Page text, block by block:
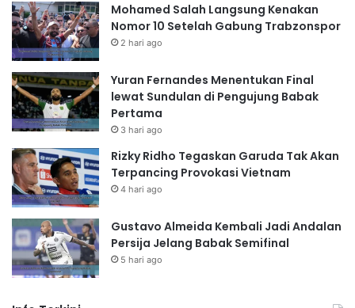
Mohamed Salah Langsung Kenakan
Nomor 10 Setelah Gabung Trabzonspor
2 hari ago
Yuran Fernandes Menentukan Final
lewat Sundulan di Pengujung Babak
Pertama
3 hari ago
Rizky Ridho Tegaskan Garuda Tak Akan
Terpancing Provokasi Vietnam
4 hari ago
Gustavo Almeida Kembali Jadi Andalan
Persija Jelang Babak Semifinal
5 hari ago